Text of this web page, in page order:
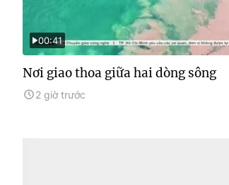
00:41
Nơi giao thoa giữa hai dòng sông
2 giờ trước